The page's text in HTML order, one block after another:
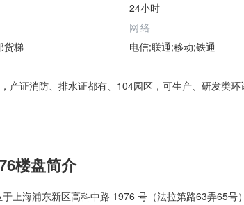
24小时
货梯
网络
电信;联通;移动;铁通
产证消防、排水证都有、104园区，可生产、研发类
楼盘简介
上海浦东新区高科中路 1976 号（法拉第路63弄65